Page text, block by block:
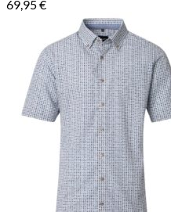
69,95€